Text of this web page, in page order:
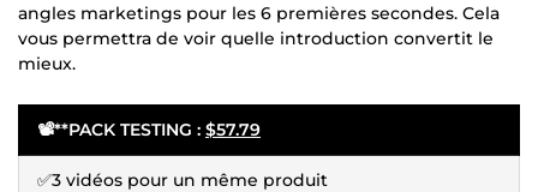
angles marketings pour les 6 premières secondes. Cela
vous permettra de voir quelle introduction convertit le
mieux.
📽️**PACK TESTING : $57.79
✅3 vidéos pour un même produit